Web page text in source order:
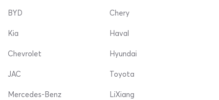
BYD
Kia
Chevrolet
Chery
Haval
Hyundai
JAC
Mercedes-Benz
Toyota
LiXiang